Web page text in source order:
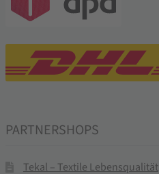
PARTNERSHOPS
Tekal – Textile Lebensqualität